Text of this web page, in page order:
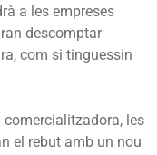
a les empreses
descomptar
com si tinguessin
comercialitzadora, les
el rebut amb un nou